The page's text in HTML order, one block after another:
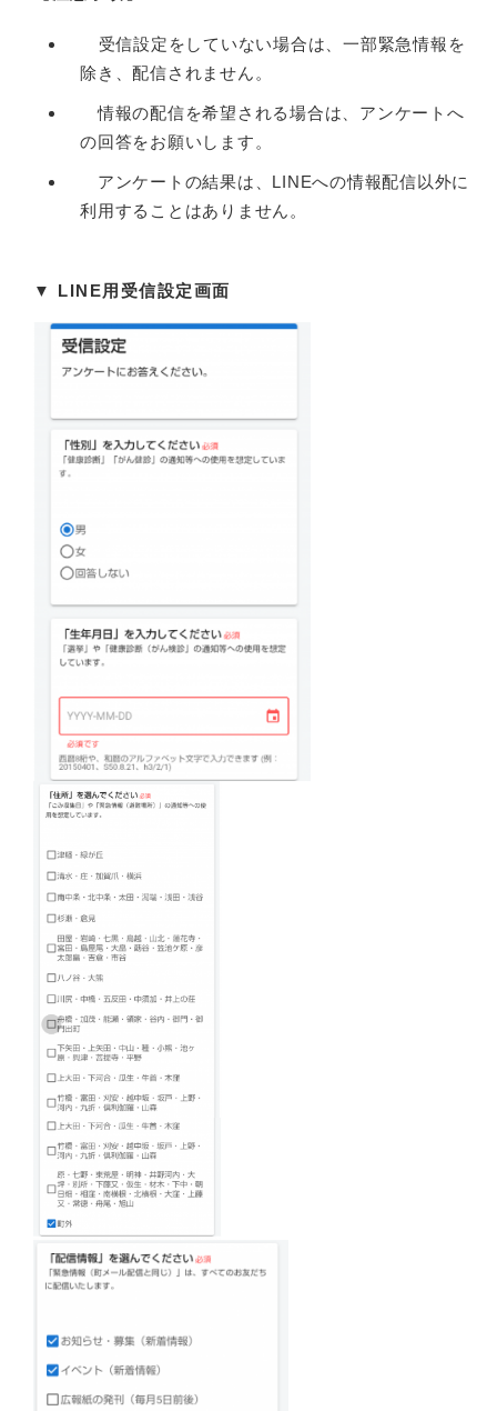
受信設定をしていない場合は、一部緊急情報を
除き、配信されません。
情報の配信を希望される場合は、アンケートへ
の回答をお願いします。
アンケートの結果は、LINEへの情報配信以外に
利用することはありません。
▼ ​LINE用受信設定画面